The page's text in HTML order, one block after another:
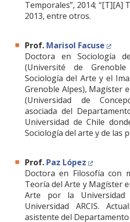
Temporales”, 2014; “[T][A]
2013, entre otros.
Prof. Marisol Facuse
Doctora en Sociología
(Université de
Sociología del Arte y el
Grenoble Alpes), Magíster
(Universidad de
asociada del
Universidad de Chile
Sociología del arte y de las
Prof. Paz López
Doctora en Filosofía con
Teoría del Arte y Magíster
Arte por la Universidad
Universidad ARCIS.
asistente del